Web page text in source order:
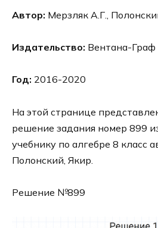
Автор: Мерзляк А.Г.,
Издательство: Вентана-Граф
Год: 2016-2020
На этой странице
решение задания номер 899
учебнику по алгебре 8 класс
Полонский, Якир.
Решение №899